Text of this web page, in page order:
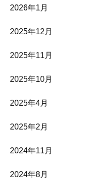
2026年1月
2025年12月
2025年11月
2025年10月
2025年4月
2025年2月
2024年11月
2024年8月